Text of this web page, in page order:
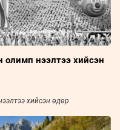
олимп нээлтээ хийсэн
хийсэн өдөр